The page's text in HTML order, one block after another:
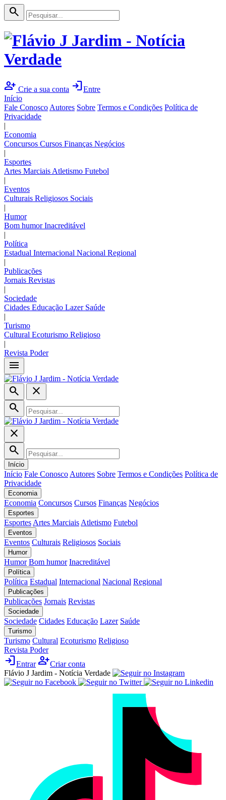
search
person_add Crie a sua conta loginEntre
Início
Fale Conosco Autores Sobre Termos e Condições Política de
Privacidade
|
Economia
Concursos Cursos Finanças Negócios
|
Esportes
Artes Marciais Atletismo Futebol
|
Eventos
Culturais Religiosos Sociais
|
Humor
Bom humorInacreditável
|
Política
Estadual Internacional Nacional Regional
|
Publicações
Jornais Revistas
|
Sociedade
Cidades Educação Lazer Saúde
|
Turismo
Cultural Ecoturismo Religioso
|
Revista Poder
menu
search
close
search
close
search
Início
Início Fale Conosco Autores Sobre Termos e Condições Política de
Privacidade
Economia
Economia Concursos Cursos Finanças Negócios
Esportes
Esportes Artes Marciais Atletismo Futebol
Eventos
Eventos Culturais Religiosos Sociais
Humor
Humor Bom humor Inacreditável
Política
Política Estadual Internacional Nacional Regional
Publicações
Publicações Jornais Revistas
Sociedade
Sociedade Cidades Educação Lazer Saúde
Turismo
Turismo Cultural Ecoturismo Religioso
Revista Poder
loginEntrar person_addCriar conta
Flávio J Jardim - Notícia Verdade